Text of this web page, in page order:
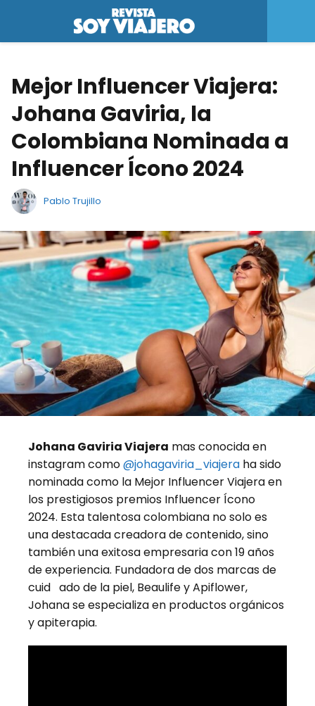
Mejor Influencer Viajera:
Johana Gaviria, la
Colombiana Nominada a
Influencer Ícono 2024
Pablo Trujillo
Johana Gaviria Viajera mas conocida en
instagram como@johagaviria_viajera ha sido
nominada como la Mejor Influencer Viajera en
los prestigiosos premios Influencer Ícono
2024. Esta talentosa colombiana no solo es
una destacada creadora de contenido, sino
también una exitosa empresaria con 19 años
de experiencia. Fundadora de dos marcas de
cuid ado de la piel, Beaulife y Apiflower,
Johana se especializa en productos orgánicos
y apiterapia.